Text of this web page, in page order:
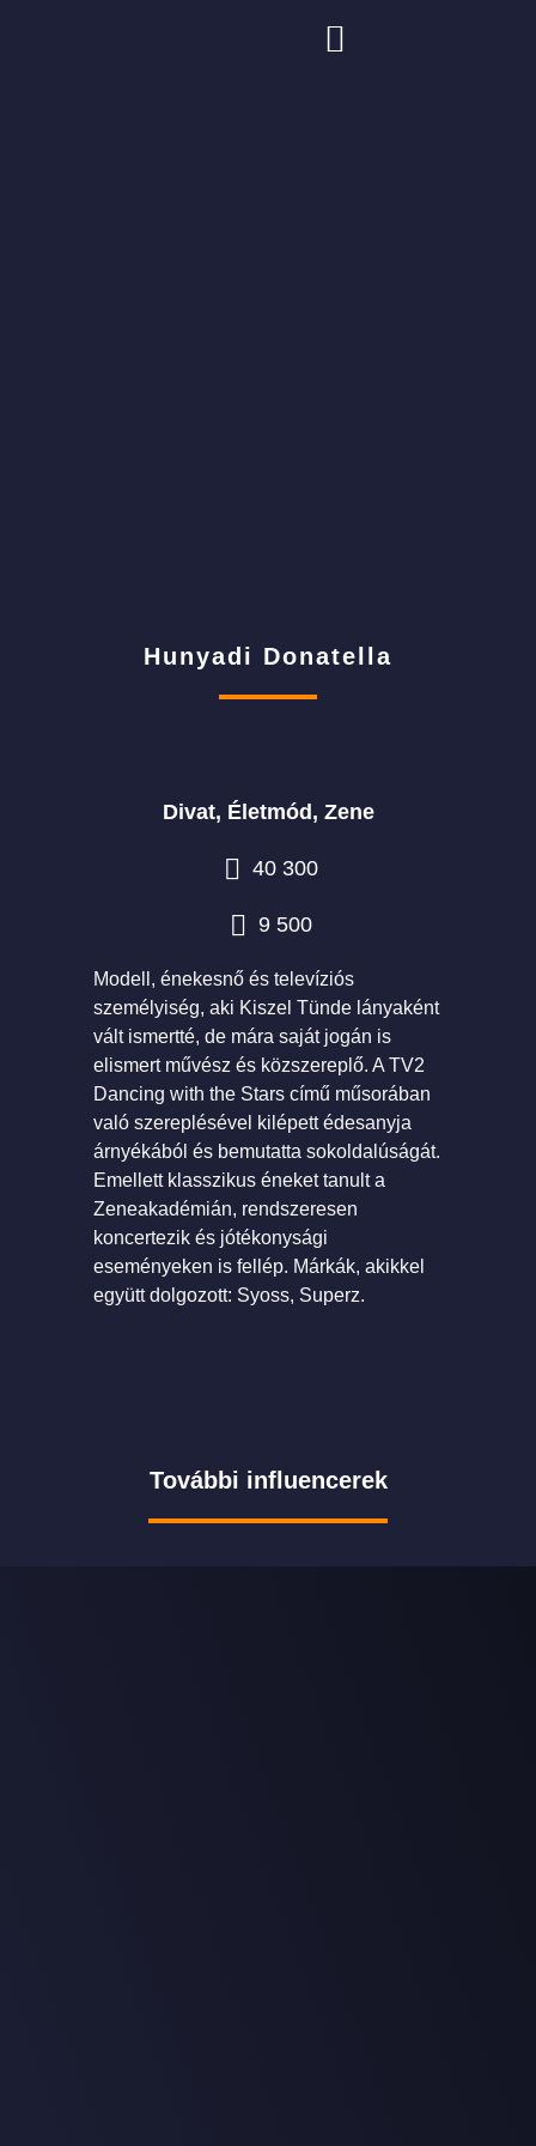
Hunyadi Donatella
Divat, Életmód, Zene
40 300
9 500
Modell, énekesnő és televíziós
személyiség, aki Kiszel Tünde lányaként
vált ismertté, de mára saját jogán is
elismert művész és közszereplő. A TV2
Dancing with the Stars című műsorában
való szereplésével kilépett édesanyja
árnyékából és bemutatta sokoldalúságát.
Emellett klasszikus éneket tanult a
Zeneakadémián, rendszeresen
koncertezik és jótékonysági
eseményeken is fellép. Márkák, akikkel
együtt dolgozott: Syoss, Superz.
További influencerek